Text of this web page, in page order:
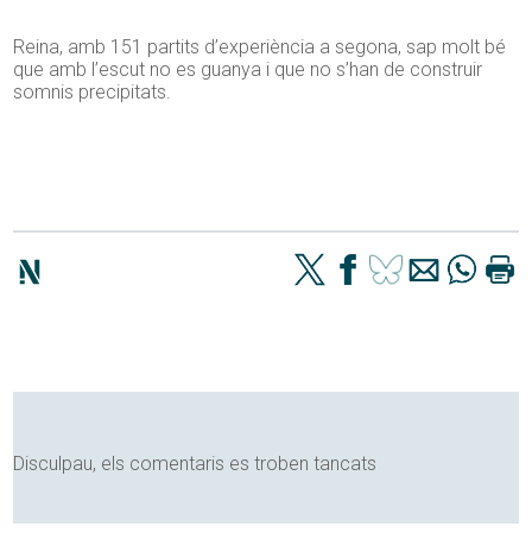
Reina, amb 151 partits d’experiència a segona, sap molt bé
que amb l’escut no es guanya i que no s’han de construir
somnis precipitats.
Disculpau, els comentaris es troben tancats